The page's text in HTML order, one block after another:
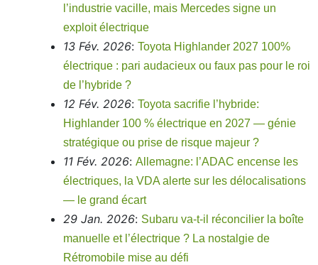
l’industrie vacille, mais Mercedes signe un
exploit électrique
13 Fév. 2026:Toyota Highlander 2027 100%
électrique : pari audacieux ou faux pas pour le roi
de l’hybride ?
12 Fév. 2026:Toyota sacrifie l’hybride:
Highlander 100 % électrique en 2027 — génie
stratégique ou prise de risque majeur ?
11 Fév. 2026:Allemagne: l’ADAC encense les
électriques, la VDA alerte sur les délocalisations
— le grand écart
29 Jan. 2026: Subaru va-t-il réconcilier la boîte
manuelle et l’électrique ? La nostalgie de
Rétromobile mise au défi